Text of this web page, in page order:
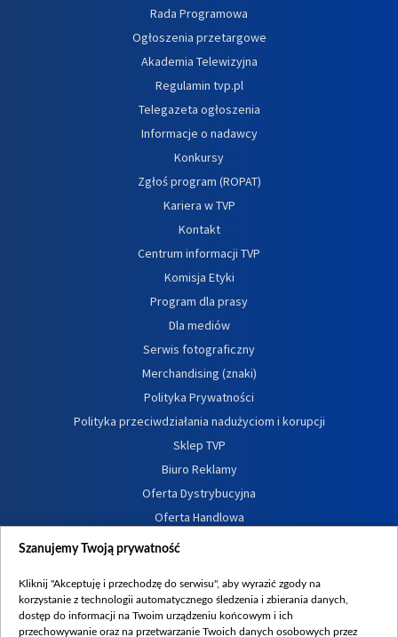
Rada Programowa
Ogłoszenia przetargowe
Akademia Telewizyjna
Regulamin tvp.pl
Telegazeta ogłoszenia
Informacje o nadawcy
Konkursy
Zgłoś program (ROPAT)
Kariera w TVP
Kontakt
Centrum informacji TVP
Komisja Etyki
Program dla prasy
Dla mediów
Serwis fotograficzny
Merchandising (znaki)
Polityka Prywatności
Polityka przeciwdziałania nadużyciom i korupcji
Sklep TVP
Biuro Reklamy
Oferta Dystrybucyjna
Oferta Handlowa
Dostępność
Procedura zgłoszeń wewnętrznych
Szanujemy Twoją prywatność
Kliknij "Akceptuję i przechodzę do serwisu", aby wyrazić zgody na
korzystanie z technologii automatycznego śledzenia i zbierania danych,
dostęp do informacji na Twoim urządzeniu końcowym i ich
przechowywanie oraz na przetwarzanie Twoich danych osobowych przez